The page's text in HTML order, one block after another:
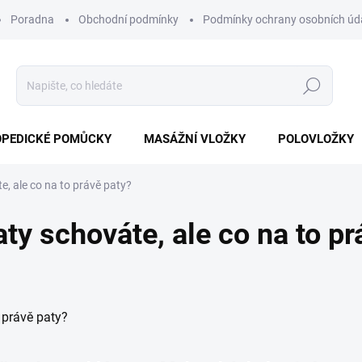
Poradna Obchodní podmínky Podmínky ochrany osobních
Hledat
POMŮCKY MASÁŽNÍ VLOŽKY POLOVLOŽKY
ale co na to právě paty?
schováte, ale co na to